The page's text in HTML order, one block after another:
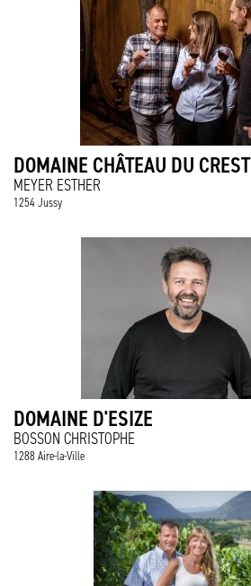
DOMAINE CHÂTEAU DU CREST
MEYER ESTHER
1254 Jussy
DOMAINE D'ESIZE
BOSSON CHRISTOPHE
1288 Aire-la-Ville